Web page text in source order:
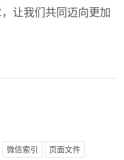
让我们共同迈向更加
微信索引 页面文件